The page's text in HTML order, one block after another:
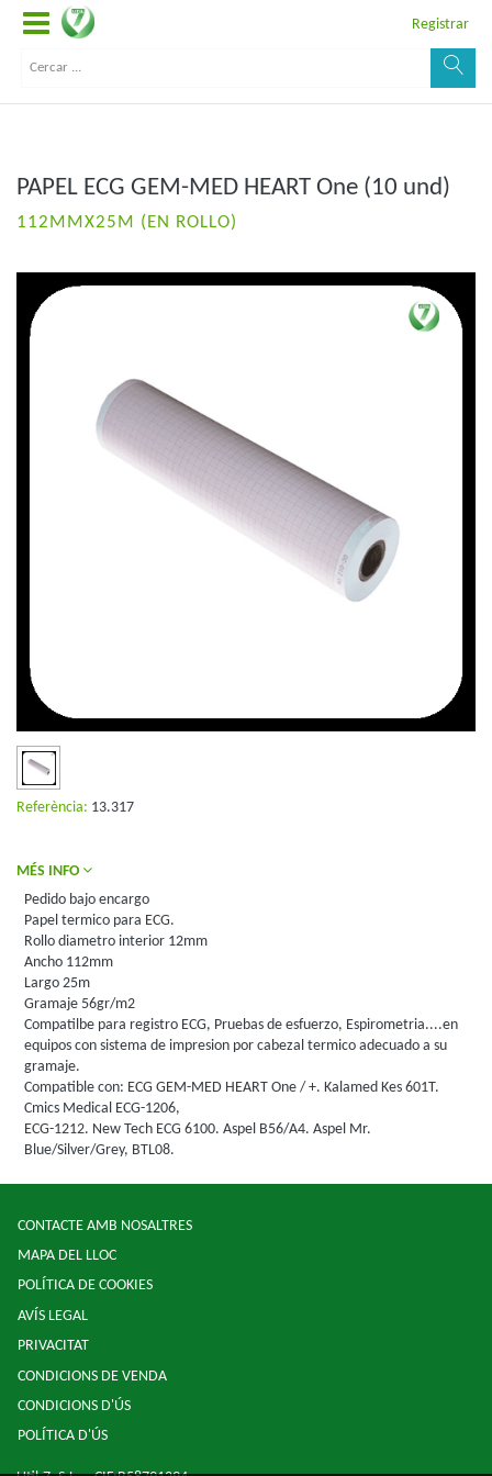
Registrar
PAPEL ECG GEM-MED HEART One (10 und)
112MMX25M (EN ROLLO)
Referència: 13.317
MÉS INFO
Pedido bajo encargo
Papel termico para ECG.
Rollo diametro interior 12mm
Ancho 112mm
Largo 25m
Gramaje 56gr/m2
Compatilbe para registro ECG, Pruebas de esfuerzo, Espirometria....en
equipos con sistema de impresion por cabezal termico adecuado a su
gramaje.
Compatible con: ECG GEM-MED HEART One / +. Kalamed Kes 601T.
Cmics Medical ECG-1206,
ECG-1212. New Tech ECG 6100. Aspel B56/A4. Aspel Mr.
Blue/Silver/Grey, BTL08.
CONTACTE AMB NOSALTRES
MAPA DEL LLOC
POLÍTICA DE COOKIES
AVÍS LEGAL
PRIVACITAT
CONDICIONS DE VENDA
CONDICIONS D'ÚS
POLÍTICA D'ÚS